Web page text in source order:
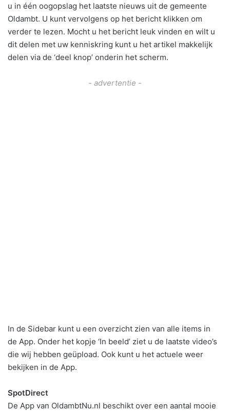
u in één oogopslag het laatste nieuws uit de gemeente
Oldambt. U kunt vervolgens op het bericht klikken om
verder te lezen. Mocht u het bericht leuk vinden en wilt u
dit delen met uw kenniskring kunt u het artikel makkelijk
delen via de ‘deel knop’ onderin het scherm.
- advertentie -
In de Sidebar kunt u een overzicht zien van alle items in
de App. Onder het kopje ‘In beeld’ ziet u de laatste video’s
die wij hebben geüpload. Ook kunt u het actuele weer
bekijken in de App.
SpotDirect
De App van OldambtNu.nl beschikt over een aantal mooie